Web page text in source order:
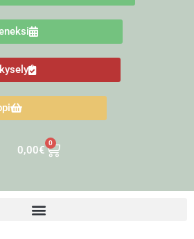
0,00€
0